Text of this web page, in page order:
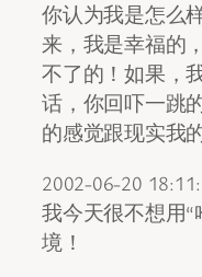
你认为我是怎么
来，我是幸福的
不了的！如果，
话，你回吓一跳
的感觉跟现实我
2002-06-20
我今天很不想用
境！